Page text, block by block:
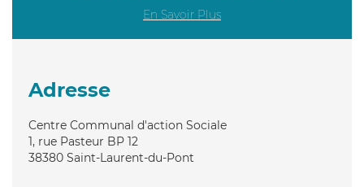
En Savoir Plus
Adresse
Centre Communal d'action Sociale
1, rue Pasteur BP 12
38380 Saint-Laurent-du-Pont